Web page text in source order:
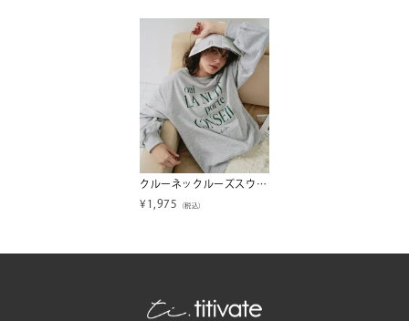
クルーネックルーズスウェットプルオーバー
¥ 1,975 （税込）